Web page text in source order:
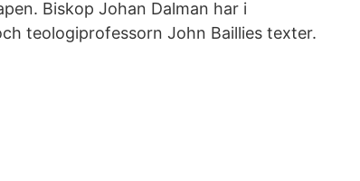
Biskop Johan Dalman har i
teologiprofessorn John Baillies texter.